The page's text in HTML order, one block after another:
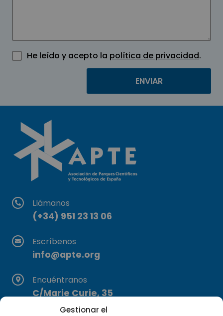
Gestionar el
He leído y acepto la política de privacidad.
Llámanos
(+34) 951 23 13 06
Escríbenos
info@apte.org
Encuéntranos
C/Marie Curie, 35
29590 Campanillas, Málaga